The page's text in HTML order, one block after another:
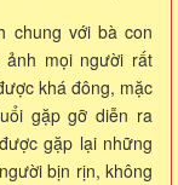
chung với bà con
ảnh mọi người rất
khá đông, mặc
gặp gỡ diễn ra
gặp lại những
bịn rịn, không